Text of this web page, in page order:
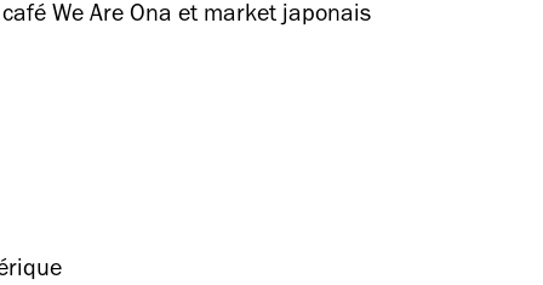
We Are Ona et market japonais